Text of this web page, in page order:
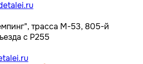
трасса M-53, 805-й
с Р255